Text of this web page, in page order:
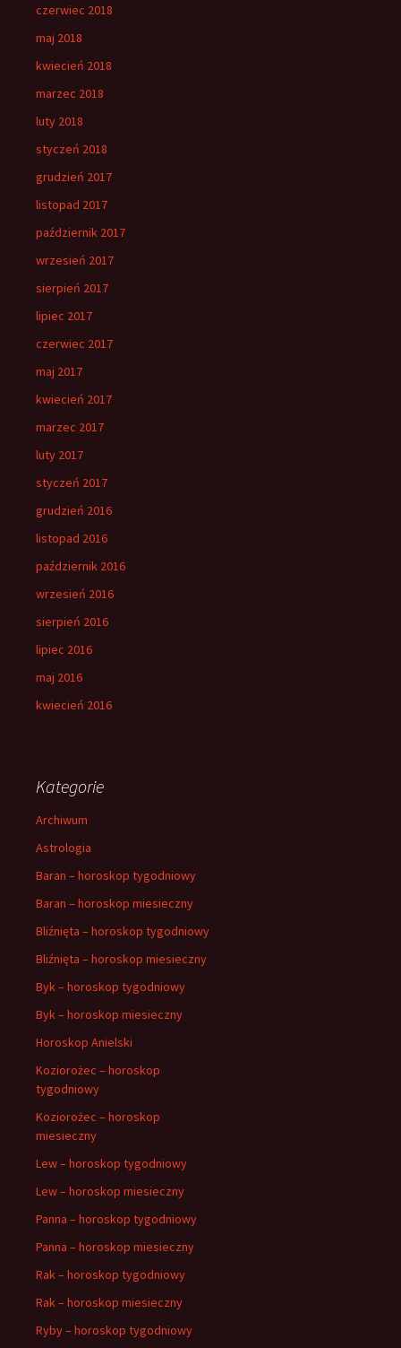
czerwiec 2018
maj 2018
kwiecień 2018
marzec 2018
luty 2018
styczeń 2018
grudzień 2017
listopad 2017
październik 2017
wrzesień 2017
sierpień 2017
lipiec 2017
czerwiec 2017
maj 2017
kwiecień 2017
marzec 2017
luty 2017
styczeń 2017
grudzień 2016
listopad 2016
październik 2016
wrzesień 2016
sierpień 2016
lipiec 2016
maj 2016
kwiecień 2016
Kategorie
Archiwum
Astrologia
Baran – horoskop tygodniowy
Baran – horoskop miesieczny
Bliźnięta – horoskop tygodniowy
Bliźnięta – horoskop miesieczny
Byk – horoskop tygodniowy
Byk – horoskop miesieczny
Horoskop Anielski
Koziorożec – horoskop
tygodniowy
Koziorożec – horoskop
miesieczny
Lew – horoskop tygodniowy
Lew – horoskop miesieczny
Panna – horoskop tygodniowy
Panna – horoskop miesieczny
Rak – horoskop tygodniowy
Rak – horoskop miesieczny
Ryby – horoskop tygodniowy